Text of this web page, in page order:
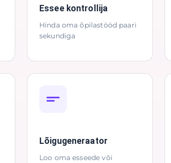
Essee kontrollija
Hinda oma õpilastööd paari
sekundiga
Lõigugeneraator
Loo oma esseede või